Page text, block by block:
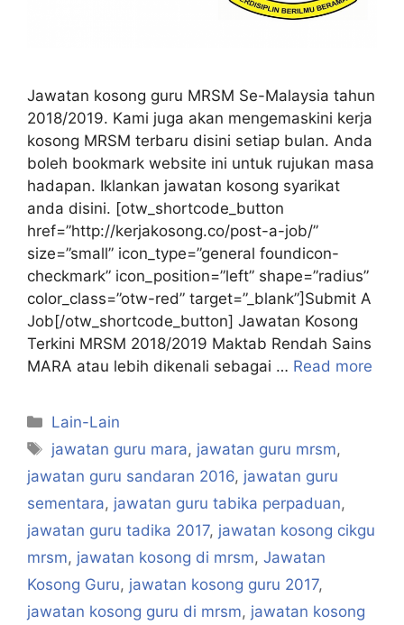
Jawatan kosong guru MRSM Se-Malaysia tahun
2018/2019. Kami juga akan mengemaskini kerja
kosong MRSM terbaru disini setiap bulan. Anda
boleh bookmark website ini untuk rujukan masa
hadapan. Iklankan jawatan kosong syarikat
anda disini. [otw_shortcode_button
href=”http://kerjakosong.co/post-a-job/”
size=”small” icon_type=”general foundicon-
checkmark” icon_position=”left” shape=”radius”
color_class=”otw-red” target=”_blank”]Submit A
Job[/otw_shortcode_button] Jawatan Kosong
Terkini MRSM 2018/2019 Maktab Rendah Sains
MARA atau lebih dikenali sebagai … Read more
Categories
Lain-Lain
Tags
jawatan guru mara, jawatan guru mrsm,
jawatan guru sandaran 2016, jawatan guru
sementara, jawatan guru tabika perpaduan,
jawatan guru tadika 2017, jawatan kosong cikgu
mrsm, jawatan kosong di mrsm, Jawatan
Kosong Guru, jawatan kosong guru 2017,
jawatan kosong guru di mrsm, jawatan kosong